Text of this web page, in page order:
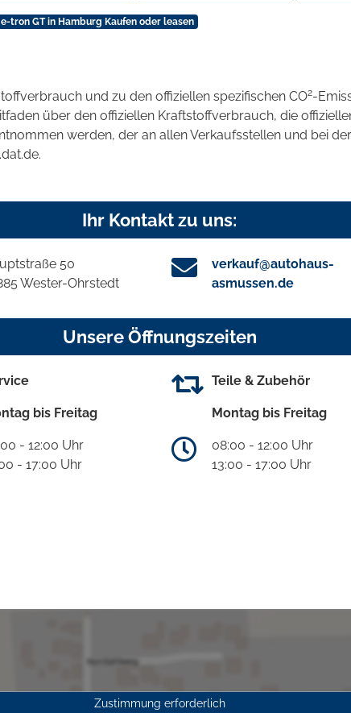
e-tron GT in Hamburg Kaufen oder leasen
und zu den offiziellen spezifischen CO2-
über den offiziellen Kraftstoffverbrauch, die
werden, der an allen Verkaufsstellen und bei
Ihr Kontakt zu uns:
50
Wester-Ohrstedt
verkauf@autohaus-
asmussen.de
Unsere Öffnungszeiten
bis Freitag
- 12:00 Uhr
- 17:00 Uhr
Teile & Zubehör
Montag bis Freitag
08:00 - 12:00 Uhr
13:00 - 17:00 Uhr
Zustimmung erforderlich